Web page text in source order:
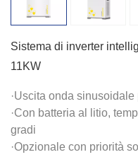
Sistema di inverter
11KW
·Uscita onda sinusoidale
·Con batteria al litio,
gradi
·Opzionale con priorità